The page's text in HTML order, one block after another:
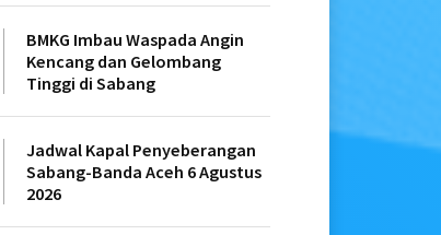
BMKG Imbau Waspada Angin
Kencang dan Gelombang
Tinggi di Sabang
Jadwal Kapal Penyeberangan
Sabang-Banda Aceh 6 Agustus
2026